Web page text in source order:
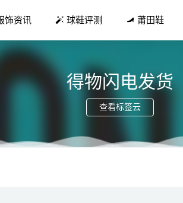
饰资讯 球鞋评测 莆田鞋
得物闪电发货
查看标签云